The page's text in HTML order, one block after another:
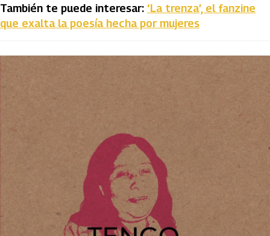
También te puede interesar: ‘La trenza’, el fanzine
que exalta la poesía hecha por mujeres